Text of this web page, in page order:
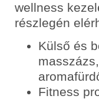
wellness
részlegén
Külső és
Fitness